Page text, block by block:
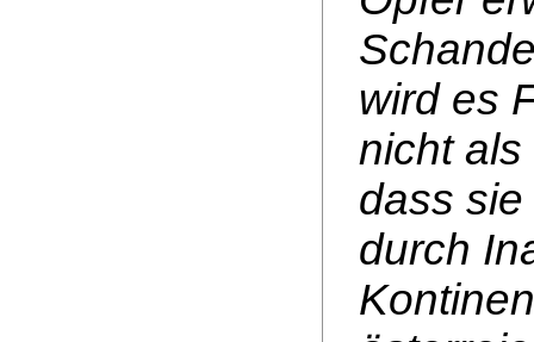
wird es
nicht
dass
durch